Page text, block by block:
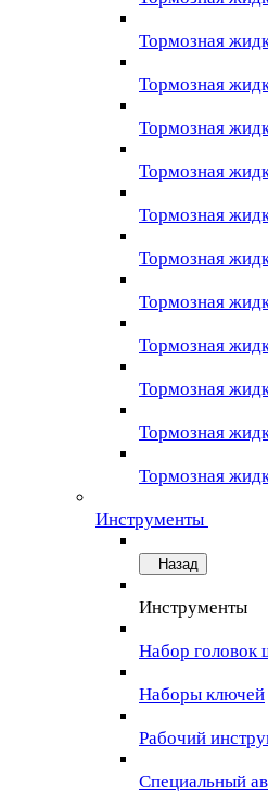
Тормозная
Тормозная
Тормозная
Тормозная
Тормозная
Тормозная
Тормозная
Тормозная
Тормозная
Тормозная
Тормозная
Инструменты
Назад
Инструменты
Набор головок
Наборы ключей
Рабочий
Специальный